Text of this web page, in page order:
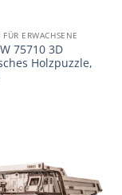
ERWACHSENE
75710 3D
Holzpuzzle,